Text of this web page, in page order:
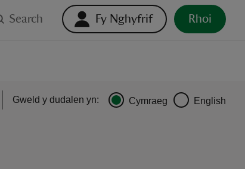
Search Fy Nghyfrif Rhoi
Gweld y dudalen yn: Cymraeg English